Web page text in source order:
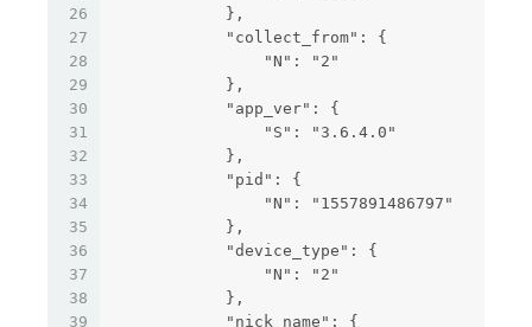
26
27
28
29
30
31
32
33
34
35
36
37
38
39
            },
            "collect_from": {
                "N": "2"
            },
            "app_ver": {
                "S": "3.6.4.0"
            },
            "pid": {
                "N": "1557891486797"
            },
            "device_type": {
                "N": "2"
            },
            "nick_name": {